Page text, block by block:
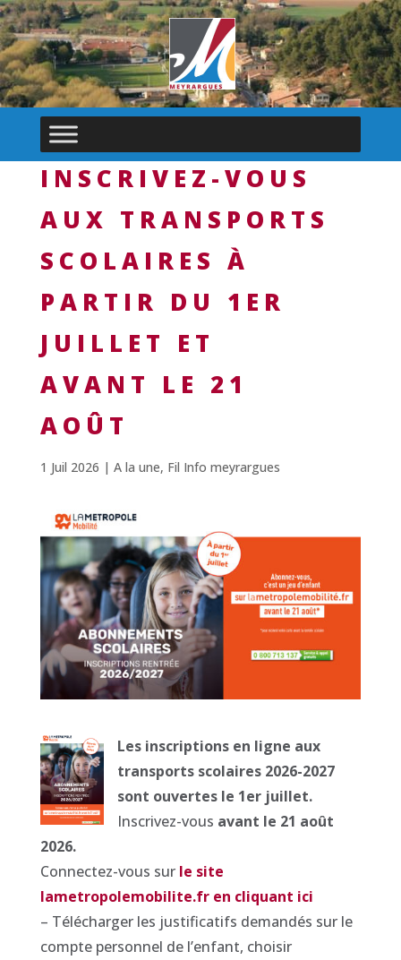
INSCRIVEZ-VOUS
AUX TRANSPORTS
SCOLAIRES À
PARTIR DU 1ER
JUILLET ET
AVANT LE 21
AOÛT
1 Juil 2026 | A la une, Fil Info meyrargues
Les inscriptions en ligne aux
transports scolaires 2026-2027
sont ouvertes le 1er juillet.
Inscrivez-vous avant le 21 août
2026.
Connectez-vous surle site
lametropolemobilite.fr en cliquant ici
– Télécharger les justificatifs demandés sur le
compte personnel de l’enfant, choisir